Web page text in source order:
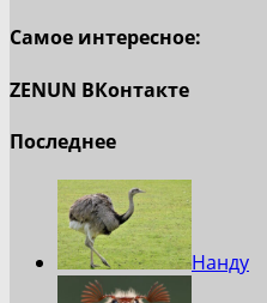
Самое интересное:
ZENUN ВКонтакте
Последнее
Нанду